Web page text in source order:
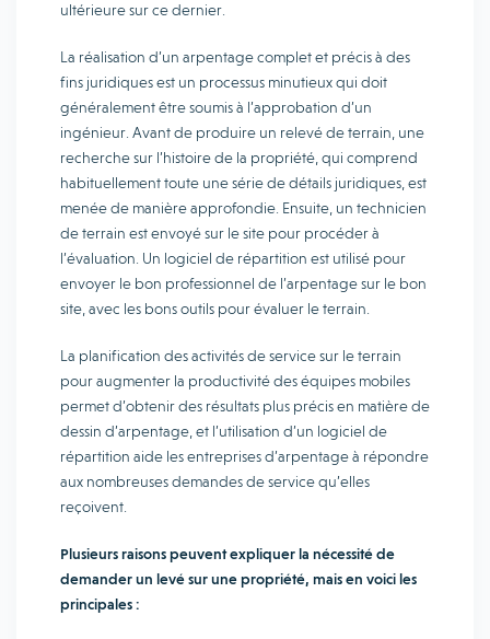
ultérieure sur ce dernier.
La réalisation d’un arpentage complet et précis à des
fins juridiques est un processus minutieux qui doit
généralement être soumis à l’approbation d’un
ingénieur. Avant de produire un relevé de terrain, une
recherche sur l’histoire de la propriété, qui comprend
habituellement toute une série de détails juridiques, est
menée de manière approfondie. Ensuite, un technicien
de terrain est envoyé sur le site pour procéder à
l’évaluation. Un logiciel de répartition est utilisé pour
envoyer le bon professionnel de l’arpentage sur le bon
site, avec les bons outils pour évaluer le terrain.
La planification des activités de service sur le terrain
pour augmenter la productivité des équipes mobiles
permet d’obtenir des résultats plus précis en matière de
dessin d’arpentage, et l’utilisation d’un logiciel de
répartition aide les entreprises d’arpentage à répondre
aux nombreuses demandes de service qu’elles
reçoivent.
Plusieurs raisons peuvent expliquer la nécessité de
demander un levé sur une propriété, mais en voici les
principales :